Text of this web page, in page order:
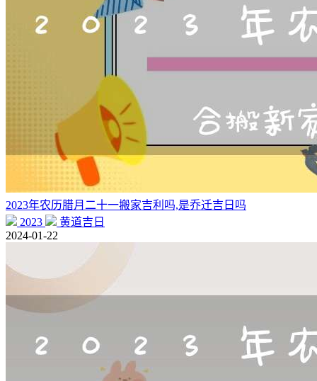
2023年农历腊月二十一搬家吉利吗,是乔迁吉日吗
2023
黄道吉日
2024-01-22